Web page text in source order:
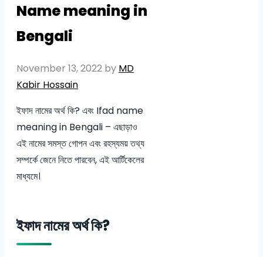
Name meaning in
Bengali
November 13, 2022 by MD
Kabir Hossain
ইফাদ নামের অর্থ কি? এবং Ifad name
meaning in Bengali – এছাড়াও
এই নামের সমস্ত গোপন এবং রহস্যময় তথ্য
সম্পর্কে জেনে নিতে পারবেন, এই আর্টিকেলের
মাধ্যমে।
ইফাদ নামের অর্থ কি?